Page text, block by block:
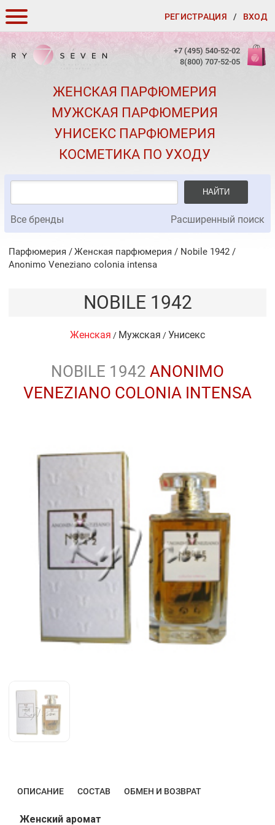
РЕГИСТРАЦИЯ / ВХОД
КАК ЗАКАЗАТЬ
СКИДКИ
КОНТАКТЫ
О КАЧЕСТВЕ
ПОДАРКИ К ЗАКАЗАМ
+7 (495) 540-52-02
8(800) 707-52-05
ЖЕНСКАЯ ПАРФЮМЕРИЯ
МУЖСКАЯ ПАРФЮМЕРИЯ
УНИСЕКС ПАРФЮМЕРИЯ
КОСМЕТИКА ПО УХОДУ
НАЙТИ
Все бренды Расширенный поиск
Парфюмерия Женская парфюмерия / Nobile 1942 /
Anonimo Veneziano colonia intensa
NOBILE 1942
Женская / Мужская /Унисекс
NOBILE 1942 ANONIMO
VENEZIANO COLONIA INTENSA
ОПИСАНИЕ СОСТАВ ОБМЕН И ВОЗВРАТ
Женский аромат